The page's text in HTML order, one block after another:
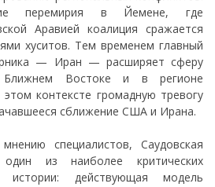
перемирия в Йемене, где
Аравией коалиция сражается
хуситов. Тем временем главный
— Иран — расширяет сферу
Востоке и в регионе
контексте громадную тревогу
сближение США и Ирана.
специалистов, Саудовская
из наиболее критических
действующая модель